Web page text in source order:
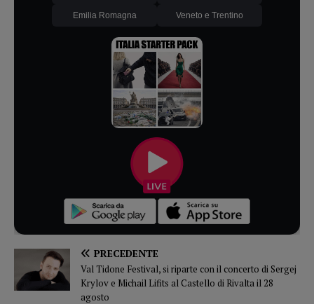
Emilia Romagna Veneto e Trentino
PRECEDENTE
Val Tidone Festival, si riparte con il concerto di Sergej
Krylov e Michail Lifits al Castello di Rivalta il 28
agosto